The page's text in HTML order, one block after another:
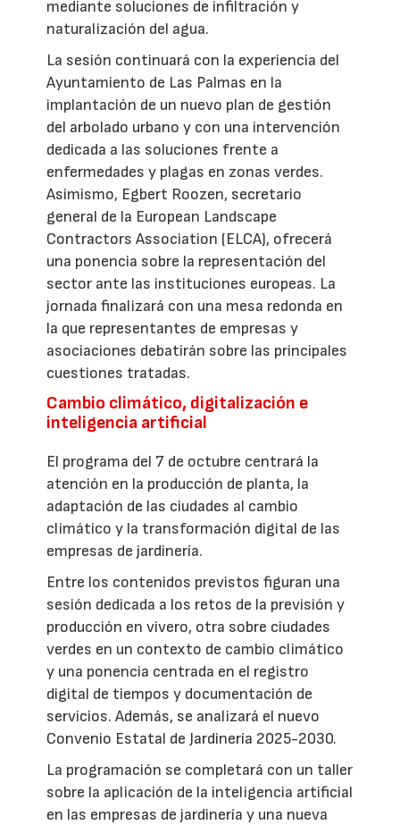
mediante soluciones de infiltración y
naturalización del agua.
La sesión continuará con la experiencia del
Ayuntamiento de Las Palmas en la
implantación de un nuevo plan de gestión
del arbolado urbano y con una intervención
dedicada a las soluciones frente a
enfermedades y plagas en zonas verdes.
Asimismo, Egbert Roozen, secretario
general de la European Landscape
Contractors Association (ELCA), ofrecerá
una ponencia sobre la representación del
sector ante las instituciones europeas. La
jornada finalizará con una mesa redonda en
la que representantes de empresas y
asociaciones debatirán sobre las principales
cuestiones tratadas.
Cambio climático, digitalización e
inteligencia artificial
El programa del 7 de octubre centrará la
atención en la producción de planta, la
adaptación de las ciudades al cambio
climático y la transformación digital de las
empresas de jardinería.
Entre los contenidos previstos figuran una
sesión dedicada a los retos de la previsión y
producción en vivero, otra sobre ciudades
verdes en un contexto de cambio climático
y una ponencia centrada en el registro
digital de tiempos y documentación de
servicios. Además, se analizará el nuevo
Convenio Estatal de Jardinería 2025-2030.
La programación se completará con un taller
sobre la aplicación de la inteligencia artificial
en las empresas de jardinería y una nueva